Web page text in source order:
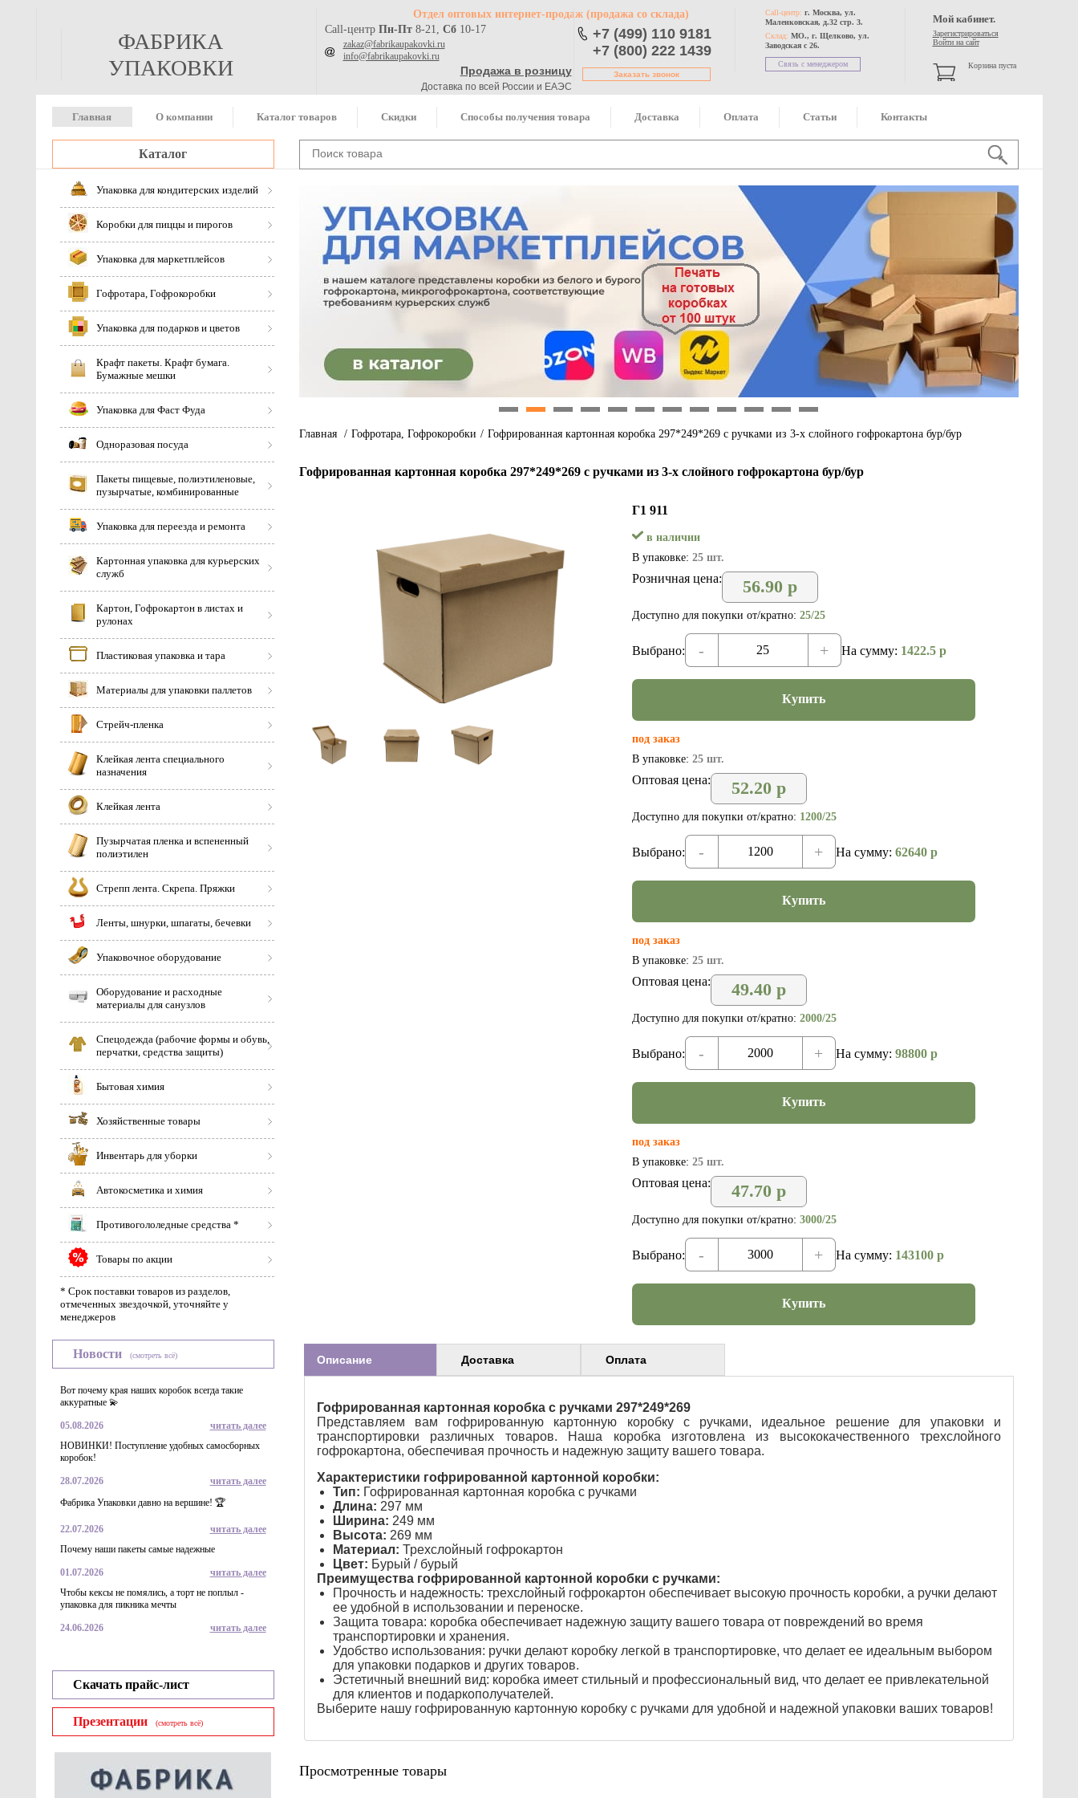
ФАБРИКА
УПАКОВКИ
Отдел оптовых интернет-продаж(продажа со склада)
Call-центр Пн-Пт8-21, Сб10-17
zakaz@fabrikaupakovki.ru
info@fabrikaupakovki.ru
Продажа в розницу
Доставка по всей России и ЕАЭС
+7 (499) 110 9181
+7 (800) 222 1439
Заказать звонок
Call-центр: г. Москва, ул.
Маленковская, д.32 стр. 3.
Склад: МО., г. Щелково, ул.
Заводская с 26.
Связь с менеджером
Мой кабинет.
Зарегистрироваться
Войти на сайт
Корзина пуста
Главная О компании Каталог товаров Скидки Способы получения товара Доставка Оплата Статьи Контакты
Каталог
Упаковка для кондитерских изделий
Коробки для пиццы и пирогов
Упаковка для маркетплейсов
Гофротара, Гофрокоробки
Упаковка для подарков и цветов
Крафт пакеты. Крафт бумага.
Бумажные мешки
Упаковка для Фаст Фуда
Одноразовая посуда
Пакеты пищевые, полиэтиленовые,
пузырчатые, комбинированные
Упаковка для переезда и ремонта
Картонная упаковка для курьерских
служб
Картон, Гофрокартон в листах и
рулонах
Пластиковая упаковка и тара
Материалы для упаковки паллетов
Стрейч-пленка
Клейкая лента специального
назначения
Клейкая лента
Пузырчатая пленка и вспененный
полиэтилен
Стрепп лента. Скрепа. Пряжки
Ленты, шнурки, шпагаты, бечевки
Упаковочное оборудование
Оборудование и расходные
материалы для санузлов
Спецодежда (рабочие формы и обувь,
перчатки, средства защиты)
Бытовая химия
Хозяйственные товары
Инвентарь для уборки
Автокосметика и химия
Противогололедные средства *
Товары по акции
* Срок поставки товаров из разделов,
отмеченных звездочкой, уточняйте у
менеджеров
Новости (смотреть всё)
Вот почему края наших коробок всегда такие
аккуратные 💫
05.08.2026
читать далее
НОВИНКИ! Поступление удобных самосборных
коробок!
28.07.2026
читать далее
Фабрика Упаковки давно на вершине! 🏆
22.07.2026
читать далее
Почему наши пакеты самые надежные
01.07.2026
читать далее
Чтобы кексы не помялись, а торт не поплыл -
упаковка для пикника мечты
24.06.2026 читать далее
Скачать прайс-лист
Презентации (смотреть всё)
Главная / Гофротара, Гофрокоробки / Гофрированная картонная коробка 297*249*269 с ручками из 3-х слойного гофрокартона бур/бур
Гофрированная картонная коробка 297*249*269 с ручками из 3-х слойного гофрокартона бур/бур
Г1 911
в наличии
В упаковке: 25 шт.
Розничная цена: 56.90 р
Доступно для покупки от/кратно: 25/25
Выбрано: - + На сумму: 1422.5 р
Купить
под заказ
В упаковке: 25 шт.
Оптовая цена: 52.20 р
Доступно для покупки от/кратно: 1200/25
Выбрано: - + На сумму: 62640 р
Купить
под заказ
В упаковке: 25 шт.
Оптовая цена: 49.40 р
Доступно для покупки от/кратно: 2000/25
Выбрано: - + На сумму: 98800 р
Купить
под заказ
В упаковке: 25 шт.
Оптовая цена: 47.70 р
Доступно для покупки от/кратно: 3000/25
Выбрано: - + На сумму: 143100 р
Купить
Описание Доставка Оплата
Гофрированная картонная коробка с ручками 297*249*269
Представляем вам гофрированную картонную коробку с ручками, идеальное решение для упаковки и
транспортировки различных товаров. Наша коробка изготовлена из высококачественного трехслойного
гофрокартона, обеспечивая прочность и надежную защиту вашего товара.
Характеристики гофрированной картонной коробки:
Тип: Гофрированная картонная коробка с ручками
Длина: 297 мм
Ширина: 249 мм
Высота: 269 мм
Материал: Трехслойный гофрокартон
Цвет: Бурый / бурый
Преимущества гофрированной картонной коробки с ручками:
Прочность и надежность: трехслойный гофрокартон обеспечивает высокую прочность коробки, а ручки делают
ее удобной в использовании и переноске.
Защита товара: коробка обеспечивает надежную защиту вашего товара от повреждений во время
транспортировки и хранения.
Удобство использования: ручки делают коробку легкой в транспортировке, что делает ее идеальным выбором
для упаковки подарков и других товаров.
Эстетичный внешний вид: коробка имеет стильный и профессиональный вид, что делает ее привлекательной
для клиентов и подаркополучателей.
Выберите нашу гофрированную картонную коробку с ручками для удобной и надежной упаковки ваших товаров!
Просмотренные товары